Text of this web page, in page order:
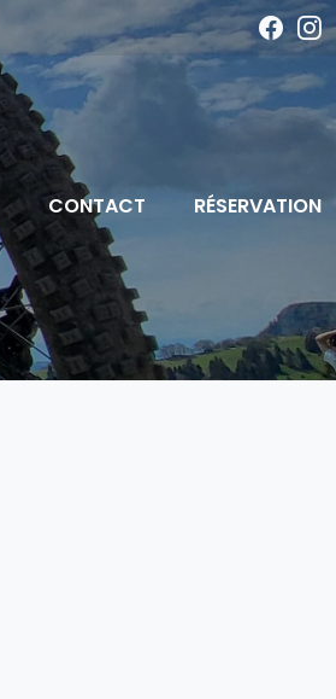
CONTACT RÉSERVATION